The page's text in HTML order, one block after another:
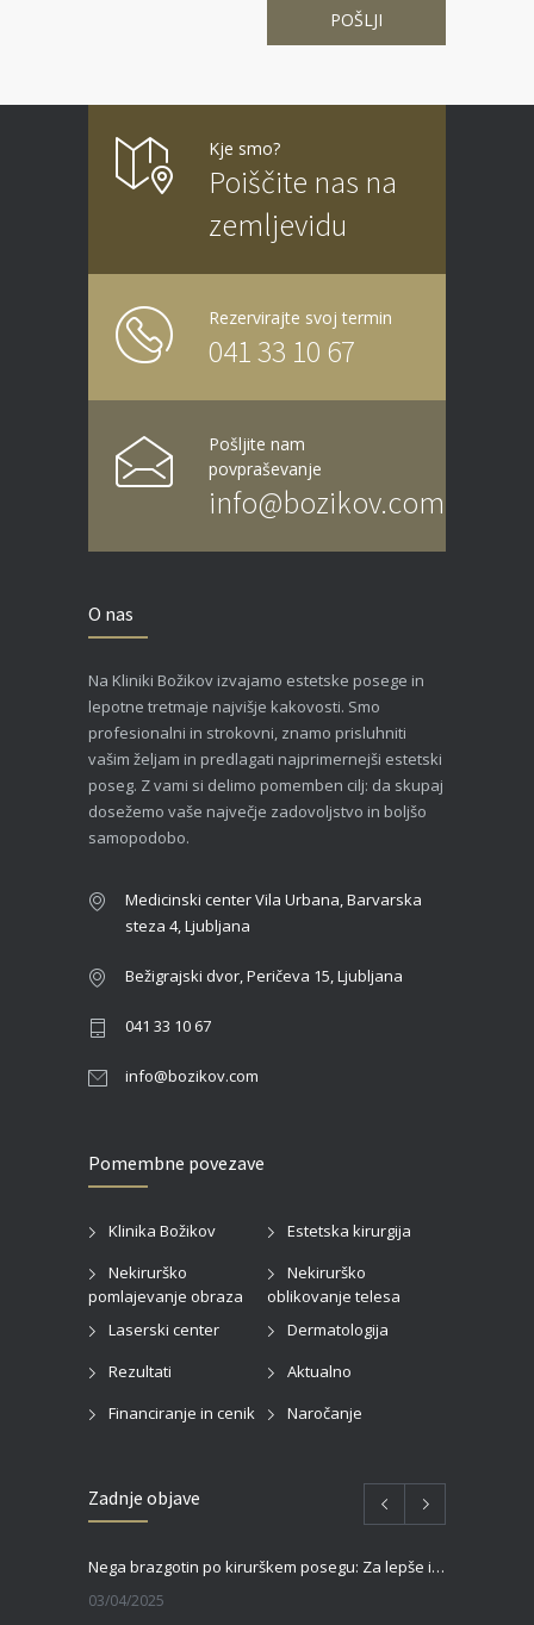
Kje smo?
Poiščite nas na
zemljevidu
Rezervirajte svoj termin
041 33 10 67
Pošljite nam
povpraševanje
info@bozikov.com
O nas
Na Kliniki Božikov izvajamo estetske posege in
lepotne tretmaje najvišje kakovosti. Smo
profesionalni in strokovni, znamo prisluhniti
vašim željam in predlagati najprimernejši estetski
poseg. Z vami si delimo pomemben cilj: da skupaj
dosežemo vaše največje zadovoljstvo in boljšo
samopodobo.
Medicinski center Vila Urbana, Barvarska
steza 4, Ljubljana
Bežigrajski dvor, Peričeva 15, Ljubljana
041 33 10 67
info@bozikov.com
Pomembne povezave
Klinika Božikov
Estetska kirurgija
Nekirurško
pomlajevanje obraza
Nekirurško
oblikovanje telesa
Laserski center
Dermatologija
Rezultati
Aktualno
Financiranje in cenik
Naročanje
Zadnje objave
Nega brazgotin po kirurškem posegu: Za lepše in hitrejše celjenje
03/04/2025